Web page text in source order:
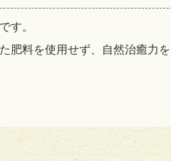
す。
肥料を使用せず、自然治癒力を